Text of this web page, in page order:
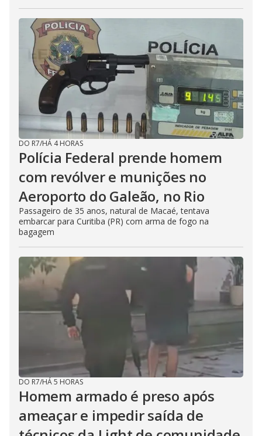
DO R7/HÁ 4 HORAS
Polícia Federal prende homem
com revólver e munições no
Aeroporto do Galeão, no Rio
Passageiro de 35 anos, natural de Macaé, tentava
embarcar para Curitiba (PR) com arma de fogo na
bagagem
DO R7/HÁ 5 HORAS
Homem armado é preso após
ameaçar e impedir saída de